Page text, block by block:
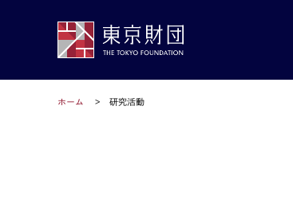
ホーム 研究活動